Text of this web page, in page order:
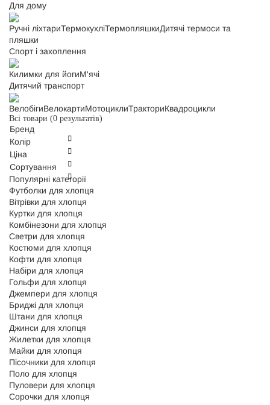
Для дому
Ручні ліхтариТермокухліТермопляшкиДитячі термоси та
пляшки
Спорт і захоплення
Килимки для йогиМ'ячі
Дитячий транспорт
ВелобігиВелокартиМотоциклиТракториКвадроцикли
Всі товари (0 результатів)
Бренд
Колір
Ціна
Сортування
Популярні категорії
Футболки для хлопця
Вітрівки для хлопця
Куртки для хлопця
Комбінезони для хлопця
Светри для хлопця
Костюми для хлопця
Кофти для хлопця
Набіри для хлопця
Гольфи для хлопця
Джемпери для хлопця
Бриджі для хлопця
Штани для хлопця
Джинси для хлопця
Жилетки для хлопця
Майки для хлопця
Пісочники для хлопця
Поло для хлопця
Пуловери для хлопця
Сорочки для хлопця